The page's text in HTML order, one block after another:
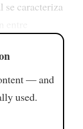
caracteriza
— and
used.